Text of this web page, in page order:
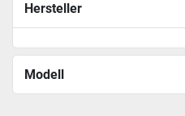
Hersteller
Modell